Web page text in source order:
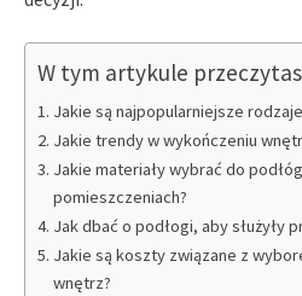
W tym artykule
Jakie są najpopularniejsze
Jakie trendy w wykończeniu
Jakie materiały wybrać do
pomieszczeniach?
Jak dbać o podłogi, aby służyły
Jakie są koszty związane z
wnętrz?